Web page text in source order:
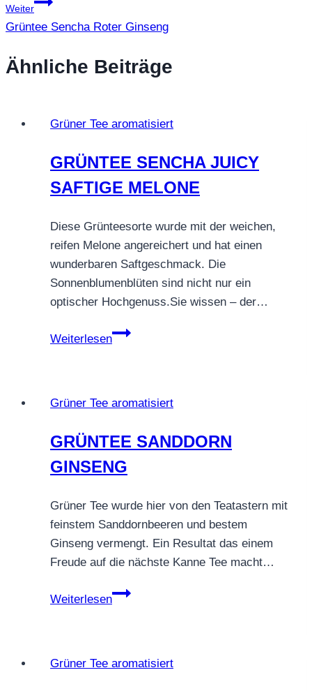
Weiter
Grüntee Sencha Roter Ginseng
Ähnliche Beiträge
Grüner Tee aromatisiert
GRÜNTEE SENCHA JUICY
SAFTIGE MELONE
Diese Grünteesorte wurde mit der weichen,
reifen Melone angereichert und hat einen
wunderbaren Saftgeschmack. Die
Sonnenblumenblüten sind nicht nur ein
optischer Hochgenuss.Sie wissen – der…
Weiterlesen
GRÜNTEE
MELONE
Grüner Tee aromatisiert
GRÜNTEE SANDDORN
GINSENG
Grüner Tee wurde hier von den Teatastern mit
feinstem Sanddornbeeren und bestem
Ginseng vermengt. Ein Resultat das einem
Freude auf die nächste Kanne Tee macht…
Weiterlesen
GRÜNTEE
Grüner Tee aromatisiert